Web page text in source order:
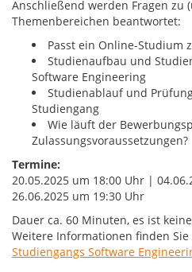
Anschließend werden Fragen zu
Themenbereichen beantwortet:
Passt ein Online-Studium
Studienaufbau und
Software Engineering
Studienablauf und
Studiengang
Wie läuft der
Zulassungsvoraussetzungen?
Termine:
20.05.2025 um 18:00 Uhr |
26.06.2025 um 19:30 Uhr
Dauer ca. 60 Minuten, es ist
Weitere Informationen finden
Studiengangs Software